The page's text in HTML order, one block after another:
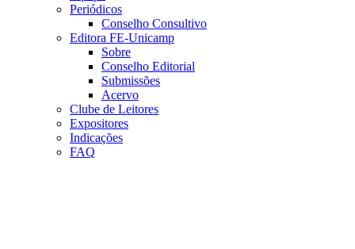
Periódicos
Conselho Consultivo
Editora FE-Unicamp
Sobre
Conselho Editorial
Submissões
Acervo
Clube de Leitores
Expositores
Indicações
FAQ